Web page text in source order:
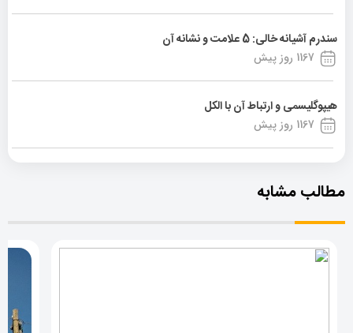
سندرم آشیانه خالی: 5 علامت و نشانه آن
1167 روز پیش
هیپوگلیسمی و ارتباط آن با الکل
1167 روز پیش
مطالب مشابه